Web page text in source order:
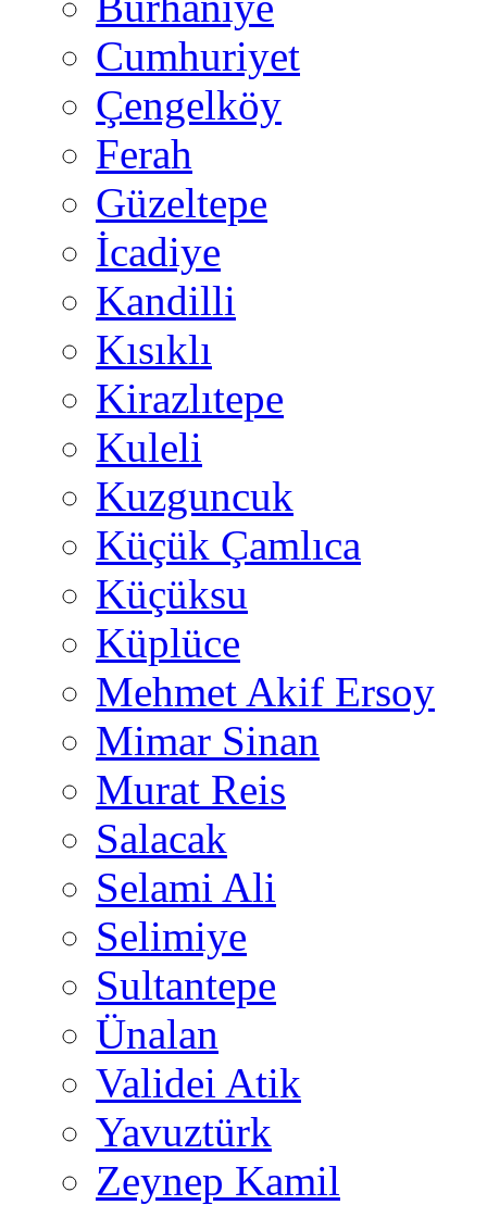
Cumhuriyet
Çengelköy
Ferah
Güzeltepe
İcadiye
Kandilli
Kısıklı
Kirazlıtepe
Kuleli
Kuzguncuk
Küçük Çamlıca
Küçüksu
Küplüce
Mehmet Akif Ersoy
Mimar Sinan
Murat Reis
Salacak
Selami Ali
Selimiye
Sultantepe
Ünalan
Validei Atik
Yavuztürk
Zeynep Kamil